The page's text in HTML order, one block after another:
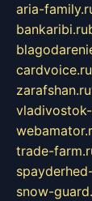
aria-
bankaribi.ru
cardvoice.ru
zarafshan.ru
trade-
snow-